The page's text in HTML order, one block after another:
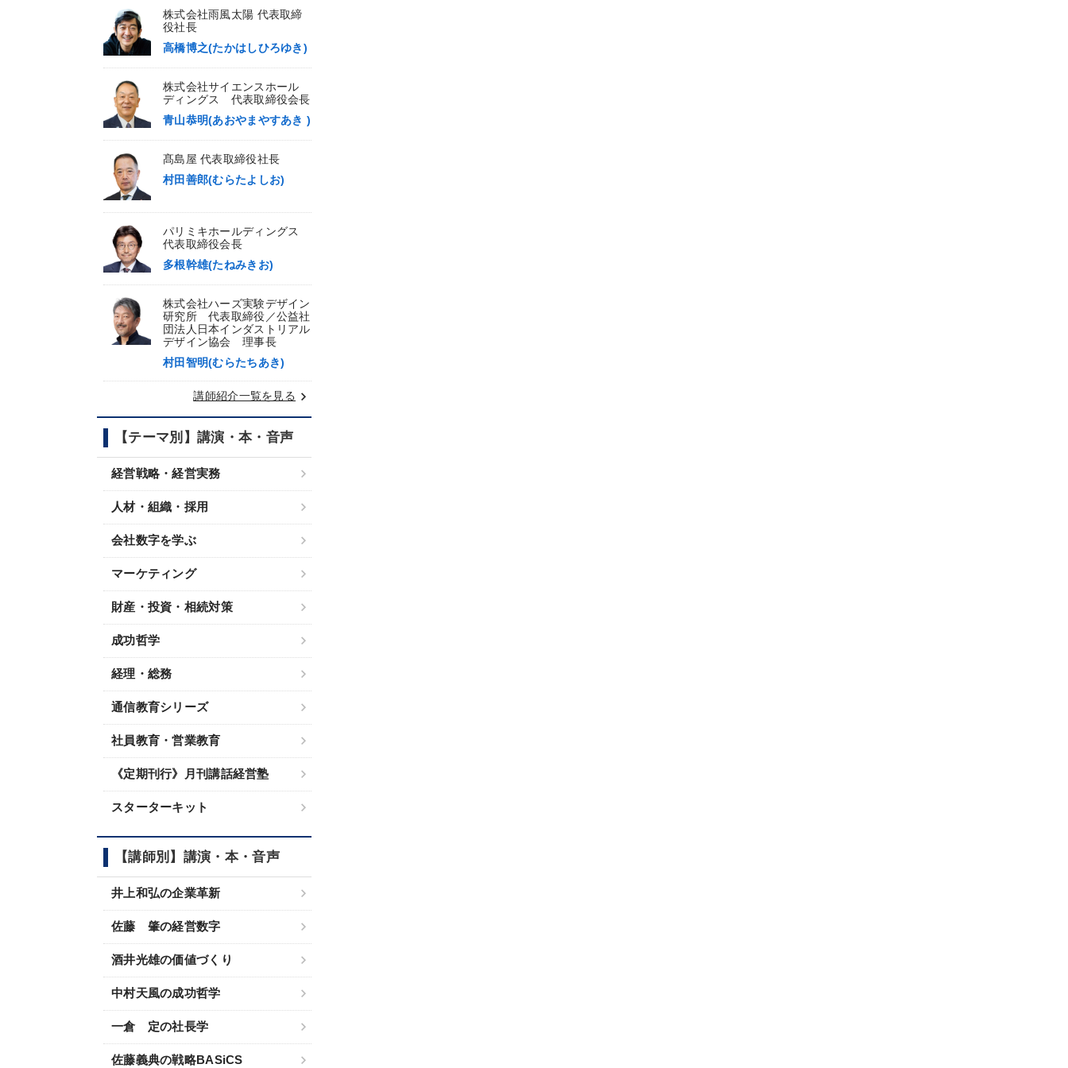
株式会社雨風太陽 代表取締
役社長
高橋博之(たかはしひろゆき)
株式会社サイエンスホール
ディングス 代表取締役会長
青山恭明(あおやまやすあき )
髙島屋 代表取締役社長
村田善郎(むらたよしお)
パリミキホールディングス
代表取締役会長
多根幹雄(たねみきお)
株式会社ハーズ実験デザイン
研究所 代表取締役／公益社
団法人日本インダストリアル
デザイン協会 理事長
村田智明(むらたちあき)
講師紹介一覧を見る keyboard_arrow_right
【テーマ別】講演・本・音声
経営戦略・経営実務
人材・組織・採用
会社数字を学ぶ
マーケティング
財産・投資・相続対策
成功哲学
経理・総務
通信教育シリーズ
社員教育・営業教育
《定期刊行》月刊講話経営塾
スターターキット
【講師別】講演・本・音声
井上和弘の企業革新
佐藤 肇の経営数字
酒井光雄の価値づくり
中村天風の成功哲学
一倉 定の社長学
佐藤義典の戦略BASiCS